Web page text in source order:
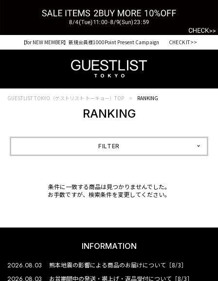
【for NEW MEMBER】新規会員様1000Point Present Campaign CHECK IT>>
GUESTLIST TOKYO（ゲストリスト トーキョー）TOP RANKING
RANKING
FILTER
条件に一致する商品は見つかりませんでした。
お手数ですが、検索条件を変更してください。
INFORMATION
2026.08.03 熊本地震の影響による商品のお届けについて［8/3］
2026.08.03 お盆期間中の発送・裾上げ・返品受付について［8/3］